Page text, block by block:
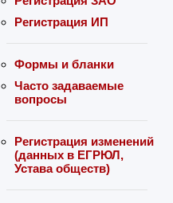
Регистрация ИП
Формы и бланки
Часто задаваемые
вопросы
Регистрация изменений
(данных в ЕГРЮЛ,
Устава обществ)